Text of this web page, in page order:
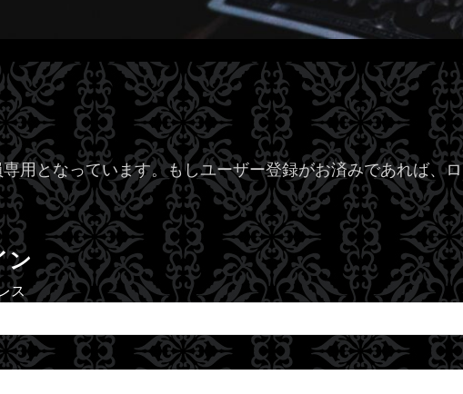
用となっています。もしユーザー登録がお済みであれば、
ン
ス